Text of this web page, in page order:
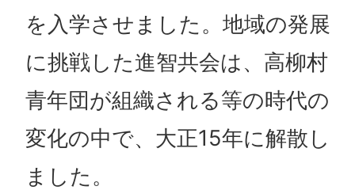
を入学させました。地域の発展
に挑戦した進智共会は、高柳村
青年団が組織される等の時代の
変化の中で、大正15年に解散し
ました。